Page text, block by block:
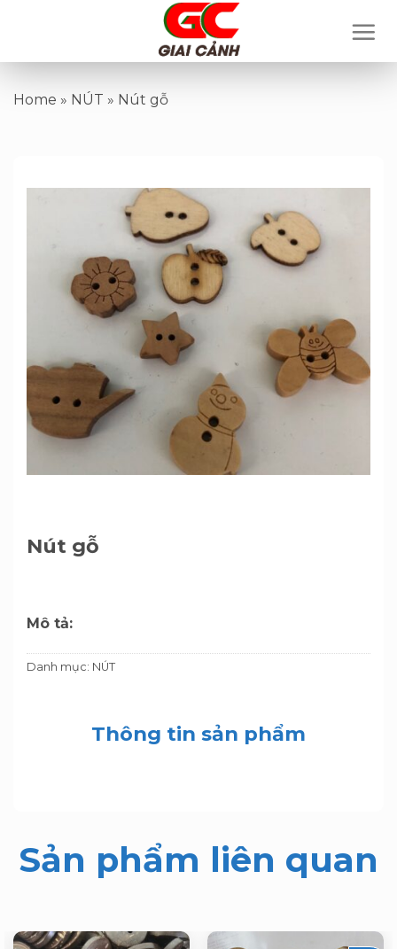
Home » NÚT » Nút gỗ
Nút gỗ
Mô tả:
Danh mục: NÚT
Thông tin sản phẩm
Sản phẩm liên quan